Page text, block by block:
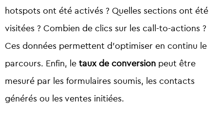
hotspots ont été activés ? Quelles sections ont été
visitées ? Combien de clics sur les call-to-actions ?
Ces données permettent d’optimiser en continu le
parcours. Enfin, le taux de conversion peut être
mesuré par les formulaires soumis, les contacts
générés ou les ventes initiées.